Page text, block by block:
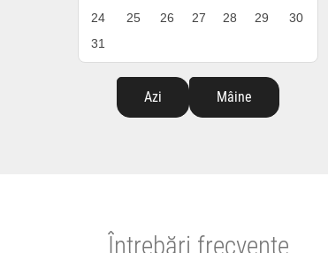
24
25 26 27 28 29
30
31
Azi Mâine
Întrebări frecvente